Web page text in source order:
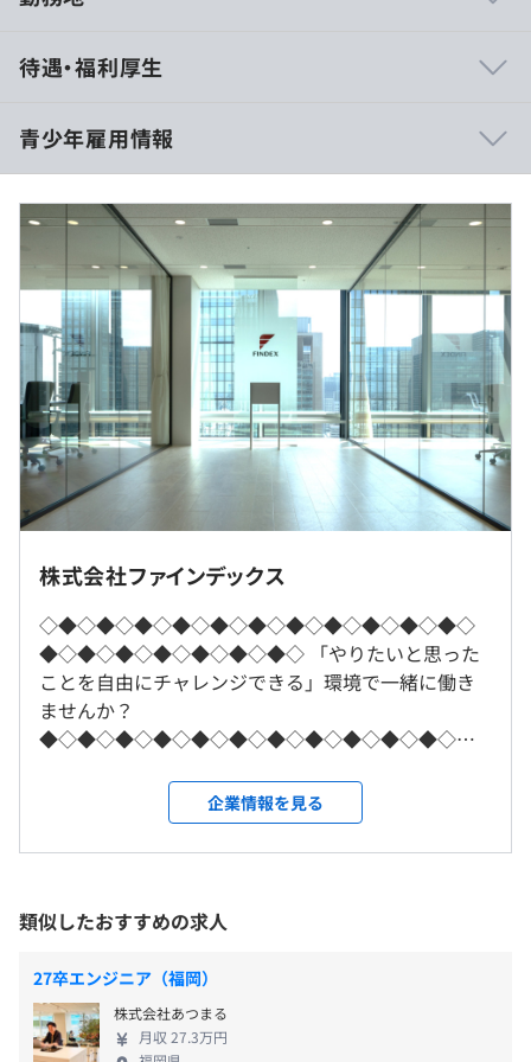
エンジニア一人ひとりの裁量を尊重する風土です。若手で
囲に参画できます。あなたのアイデアと挑戦を歓迎しま
す。
■ AIを使いこなす、最先端の開発スタイル
開発現場では Claude Code・GitHub Copilot・Gemini と
いった生成AIを日常的に活用しています。コード生成にと
どまらず、テスト生成・コードレビュー・仕様やドキュメ
ントの作成まで幅広くAIを使い、エンジニアはより本質的
な設計や課題解決に集中できる環境です。
さらに社内勉強会も活発で、メンバー同士が日々意欲的に
AIを学び合う文化が根づいています。
■ フラットで助け合うチーム文化
年齢や経験に関わらず、自由に意見を交わせる環境です。
チーム全体で業務をカバーし合う体制なので、安心して挑
■ 距離を感じさせない開発環境
全国に拠点がありますが、バーチャルオフィスツールを活
用し、同じオフィスにいるかのような円滑なコミュニケー
ションを実現しています。
相談の上、ご希望のマシンを支給いたします。
オブジェクト指向、アジャイル、スクラム、ペアプロ、テ
ーディング規約あり
＜雇入時＞
京都支店東京本社・四国支社・大阪支店・札幌支店・福岡
支店・新潟支店・（本人の希望する勤務地）
および自宅
※希望しない転勤はありません。
対策内容：敷地内禁煙（喫煙場所あり）
京都市営地下鉄烏丸線 烏丸御池駅から徒歩1分、阪急京都
待遇・福利厚生
（※想定年収は年収提示額を保証するものではありません）
標準労働時間（1日）：7.5時間
※10：00～15：00 を含めれば、出勤時間は基本的に自由
です。
休憩時間：60分（※昼食時間は定めていないので、空い
ている時間で昼食を取ることが可能です）
平均残業時間：17.5時間
●休日・休暇
年次有給休暇（初年度10日間）、
慶弔休暇、免許更新休暇、引越休暇、
介護休業、産前産後休業、看護休業、育児休業
●取得奨励の制度休暇
法定休暇＋9日の特別有給休暇の取得が可能
GW休暇、夏季休暇、年末年始休暇
●年間休日数118日（2024年実績）
交通費 ：定期代相当額支給（上限40,000円/月）
青少年雇用情報
過去３年間の新卒採用者数・離職者数
前年度 採用者数6人 離職者数0人
2年度前 採用者数3人 離職者数0人
3年度前 採用者数7人 離職者数1人
過去３年間の新卒採用者数の男女別人数
前年度 男性1人 女性5人
2年度前 男性2人 女性1人
3年度前 男性2人 女性5人
平均勤続年数
6.8年
研修の有無及び内容
松山支店にて約2週間、ビジネスマナーから製品知識、医
療市場まで、あなたの成長をサポートする手厚い研修をご
用意しています。
その後は、各配属拠点にて、部署に特化したOJT研修を実
施。配属先の先輩社員が、あなたのキャリアの土台を築く
ための手厚いサポートを行います。
会社の定める資格試験に合格した際は、報奨金を支給。
バックアップします。
メンター制度の有無
あり
株式会社ファインデックス
◇◆◇◆◇◆◇◆◇◆◇◆◇◆◇◆◇◆◇◆◇◆◇
◆◇◆◇◆◇◆◇◆◇◆◇◆◇ 「やりたいと思った
ことを自由にチャレンジできる」環境で一緒に働き
ませんか？
◆◇◆◇◆◇◆◇◆◇◆◇◆◇◆◇◆◇◆◇◆◇◆
担っている会社です！／ システム事業を展開し、効
率的な診療をサポートする医療システムや、医療機
関（事務部門）、自治体・公的企業向けシステム、
テムの開発を手がけています。 実際に日本全国の大
学病院におけるシェアが高く、医療分野における影
響力も大きいです。ITの力で医療を変えることが期待
されています。 【事業内容】 ■医療システム事業 す
べての医療機関がターゲットです。大規模病院から診
療所まで、規模や役割の異なるさまざまな医療機関
企業情報を見る
類似したおすすめの求人
27卒エンジニア（福岡）
株式会社あつまる
月収 27.3万円